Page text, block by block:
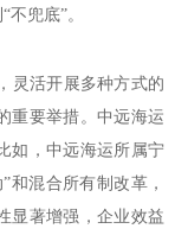
兜底”。
活开展多种方式的
重要举措。中远海运
如，中远海运所属宁
和混合所有制改革，
显著增强，企业效益